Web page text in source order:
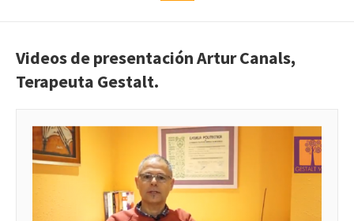
Videos de presentación Artur Canals,
Terapeuta Gestalt.